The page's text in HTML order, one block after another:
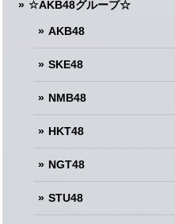
☆AKB48グループ☆
AKB48
SKE48
NMB48
HKT48
NGT48
STU48